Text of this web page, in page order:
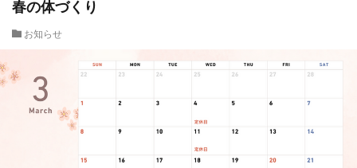
春の体づくり
お知らせ